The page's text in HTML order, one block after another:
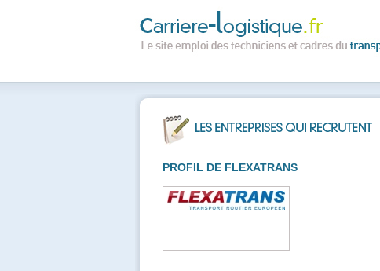
PROFIL DE FLEXATRANS